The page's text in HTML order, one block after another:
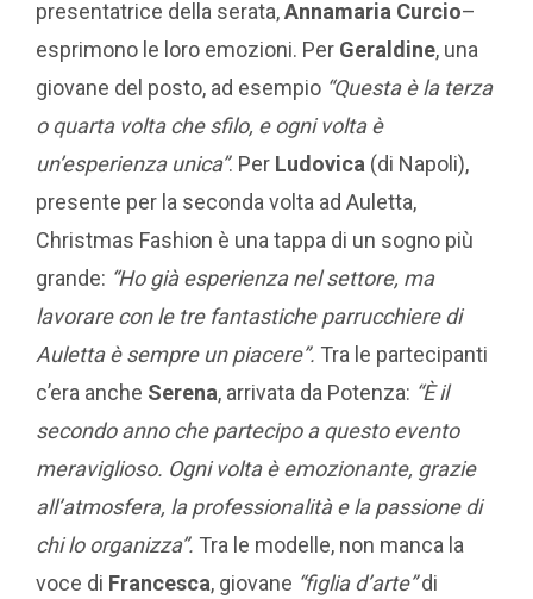
presentatrice della serata,Annamaria Curcio–
esprimono le loro emozioni. Per Geraldine, una
giovane del posto, ad esempio “Questa è la terza
o quarta volta che sfilo, e ogni volta è
un’esperienza unica”. Per Ludovica (di Napoli),
presente per la seconda volta ad Auletta,
Christmas Fashion è una tappa di un sogno più
grande: “Ho già esperienza nel settore, ma
lavorare con le tre fantastiche parrucchiere di
Auletta è sempre un piacere”. Tra le partecipanti
c’era anche Serena, arrivata da Potenza: “È il
secondo anno che partecipo a questo evento
meraviglioso. Ogni volta è emozionante, grazie
all’atmosfera, la professionalità e la passione di
chi lo organizza”. Tra le modelle, non manca la
voce di Francesca, giovane “figlia d’arte”di